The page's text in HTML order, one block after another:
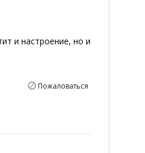
и настроение, но и
Пожаловаться